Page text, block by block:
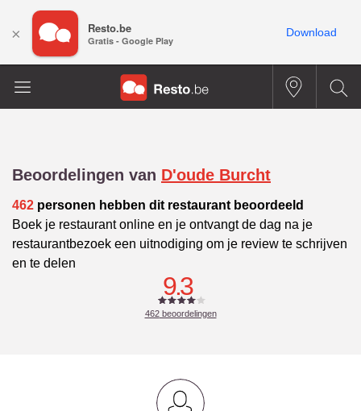
Beoordelingen van D'oude Burcht
462 personen hebben dit restaurant beoordeeld
Boek je restaurant online en je ontvangt de dag na je
restaurantbezoek een uitnodiging om je review te schrijven
en te delen
9.3
462beoordelingen
× Resto.be
Gratis - Google Play
Download